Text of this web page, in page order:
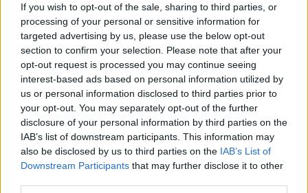
If you wish to opt-out of the sale, sharing to third parties, or
processing of your personal or sensitive information for
targeted advertising by us, please use the below opt-out
section to confirm your selection. Please note that after your
opt-out request is processed you may continue seeing
interest-based ads based on personal information utilized by
us or personal information disclosed to third parties prior to
your opt-out. You may separately opt-out of the further
disclosure of your personal information by third parties on the
IAB’s list of downstream participants. This information may
also be disclosed by us to third parties on the IAB’s List of
Downstream Participants that may further disclose it to other
atombombával kapcsolatos kutatások folytak. Nővére és
sógora arról próbálták meggyőzni, hogy az Egyesült
Államoknak meg kellene osztani minden atomtitkot a
szövetséges Szovjetunióval. Greenglass végül vázlatokat és a
laboratórium munkatársainak névsorát bocsátotta
Rosenbergék rendelkezésére. Julius Rosenberg pedig
összehozta sógorát egy szovjet ügynökkel, majd 1945-ben
ellopott az Emerson Radio Corporationtól egy
gyújtókészüléket, és átadta a szovjeteknek. Kémszolgálata